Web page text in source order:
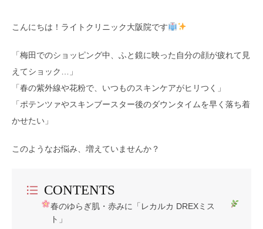
こんにちは！ライトクリニック大阪院です
「梅田でのショッピング中、ふと鏡に映った自分の顔が疲れて見
えてショック…」
「春の紫外線や花粉で、いつものスキンケアがヒリつく」
「ポテンツァやスキンブースター後のダウンタイムを早く落ち着
かせたい」
このようなお悩み、増えていませんか？
CONTENTS
春のゆらぎ肌・赤みに「レカルカ DREXミス
ト」